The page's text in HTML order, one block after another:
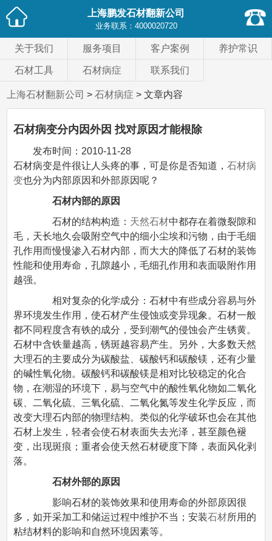
上海鹏发石材翻新公司
业务联系： 4000020720
关于我们 服务项目 客户案例 养护常识
石材工具 石材病症 联系我们
上海石材翻新公司 >石材病症 > 文章内容
石材病变分内因外因 找对原因才能根除
发布时间： 2010-11-28
石材病变是件很让人头疼的事，可是你是否知道，石材病
变也分为内部原因和外部原因呢？
石材内部的原因
石材的结构构造： 天然石材中都存在着微裂隙和
毛，天长地久会吸附空气中的细小尘埃和污物，由于毛细
孔作用而慢慢渗入石材内部，而大大的降低了石材的装饰
性能和使用寿命，孔隙越小，毛细孔作用和表面吸附作用
越强。
相对复杂的化学成分：石材中有些成分容易与外
界环境发生作用，使石材产生侵蚀或变异现象。石材一般
都不同程度含有铁的成分，受到潮气的侵蚀会产生锈黄。
石材中含铁量越高，锈斑越容易产生。另外，大多数天然
大理石的主要成分为碳酸盐、碳酸钙和碳酸镁，还有少量
的碱性氧化物。碳酸钙和碳酸镁是相对比较稳定的化合
物，在潮湿的环境下，易与空气中的酸性氧化物如二氧化
碳、二氧化硫、三氧化硫、二氧化氮等发生化学反应，而
改变大理石内部的物理结构。类似的化学破坏也会在其他
石材上发生，轻者会使石材表面失去光泽，甚至颜色褪
变，出现斑痕；重者会使天然石材硬度下降，表面风化剥
落。
石材外部的原因
影响石材的装饰效果和使用寿命的外部原因很
多，如开采加工和储运过程中维护不当；安装石材所用的
粘结材料的影响和自然环境因素等。